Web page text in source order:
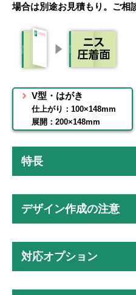
場合は別途お見積もり。ご相
V型・はがき
仕上がり：100×148mm
展開：200×148mm
特長
デザイン作成の注意
対応オプション